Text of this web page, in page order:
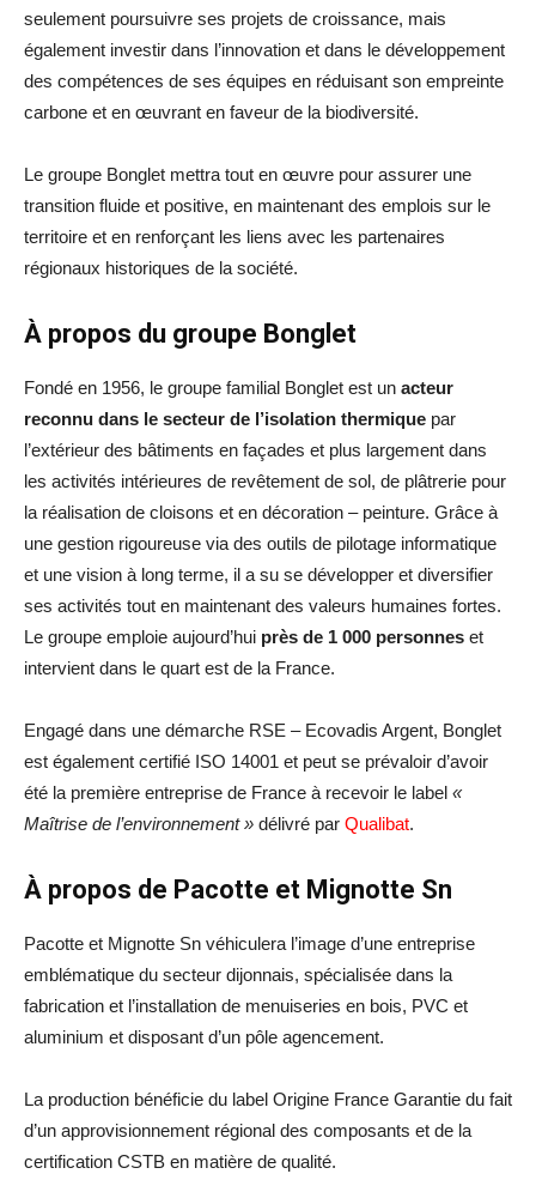
seulement poursuivre ses projets de croissance, mais
également investir dans l’innovation et dans le développement
des compétences de ses équipes en réduisant son empreinte
carbone et en œuvrant en faveur de la biodiversité.
Le groupe Bonglet mettra tout en œuvre pour assurer une
transition fluide et positive, en maintenant des emplois sur le
territoire et en renforçant les liens avec les partenaires
régionaux historiques de la société.
À propos du groupe Bonglet
Fondé en 1956, le groupe familial Bonglet est un acteur
reconnu dans le secteur de l’isolation thermique par
l’extérieur des bâtiments en façades et plus largement dans
les activités intérieures de revêtement de sol, de plâtrerie pour
la réalisation de cloisons et en décoration – peinture. Grâce à
une gestion rigoureuse via des outils de pilotage informatique
et une vision à long terme, il a su se développer et diversifier
ses activités tout en maintenant des valeurs humaines fortes.
Le groupe emploie aujourd’hui près de 1 000 personnes et
intervient dans le quart est de la France.
Engagé dans une démarche RSE – Ecovadis Argent, Bonglet
est également certifié ISO 14001 et peut se prévaloir d’avoir
été la première entreprise de France à recevoir le label «
Maîtrise de l’environnement » délivré par Qualibat.
À propos de Pacotte et Mignotte Sn
Pacotte et Mignotte Sn véhiculera l’image d’une entreprise
emblématique du secteur dijonnais, spécialisée dans la
fabrication et l’installation de menuiseries en bois, PVC et
aluminium et disposant d’un pôle agencement.
La production bénéficie du label Origine France Garantie du fait
d’un approvisionnement régional des composants et de la
certification CSTB en matière de qualité.